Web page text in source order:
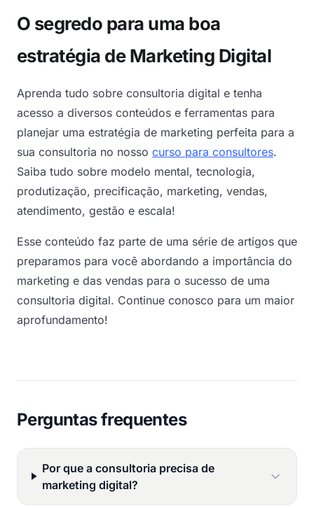
O segredo para uma boa
estratégia de Marketing Digital
Aprenda tudo sobre consultoria digital e tenha
acesso a diversos conteúdos e ferramentas para
planejar uma estratégia de marketing perfeita para a
sua consultoria no nosso curso para consultores.
Saiba tudo sobre modelo mental, tecnologia,
produtização, precificação, marketing, vendas,
atendimento, gestão e escala!
Esse conteúdo faz parte de uma série de artigos que
preparamos para você abordando a importância do
marketing e das vendas para o sucesso de uma
consultoria digital. Continue conosco para um maior
aprofundamento!
Perguntas frequentes
Por que a consultoria precisa de
marketing digital?